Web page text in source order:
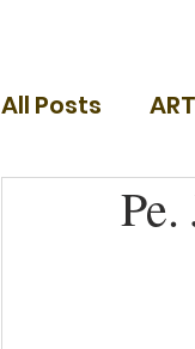
All Posts
DIÁCONOS